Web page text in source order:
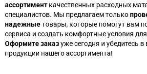
ассортимент качественных расходных
специалистов. Мы предлагаем только
надежныетовары, которые помогут вам
сервиса и создать комфортные условия
Оформите заказуже сегодня и убедитесь
продукции нашего ассортимента!